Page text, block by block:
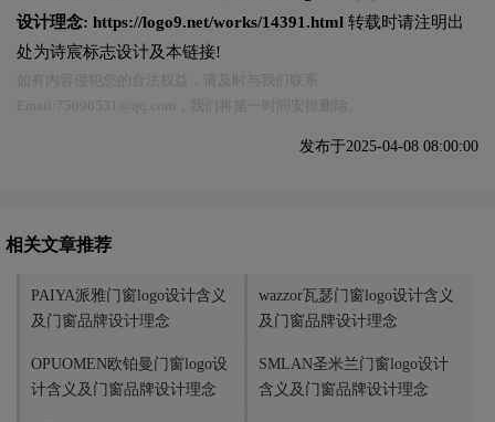
设计理念: https://logo9.net/works/14391.html 转载时请注明出
处为诗宸标志设计及本链接!
发布于2025-04-08 08:00:00
相关文章推荐
PAIYA派雅门窗logo设计含义
及门窗品牌设计理念
wazzor瓦瑟门窗logo设计含义
及门窗品牌设计理念
OPUOMEN欧铂曼门窗logo设
计含义及门窗品牌设计理念
SMLAN圣米兰门窗logo设计
含义及门窗品牌设计理念